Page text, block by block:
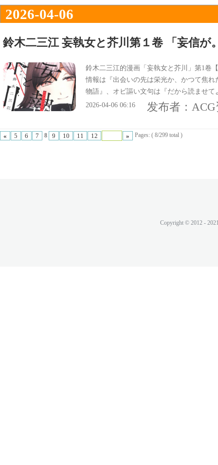
2026-04-06
鈴木二三江 妄執女と芥川第１卷 「妄信が
鈴木二三江的漫画「妄執女と芥川」第1卷
情報は『出会いの先は栄光か、かつて焦
物語』、オビ謳い文句は『だから読ませ
する女、翻弄する女、妄信が。文芸創作譚
2026-04-06 06:16 发布者：
« 5 6 7 8 9 10 11 12 » Pages: ( 8/299 total )
Copyright © 2012 -